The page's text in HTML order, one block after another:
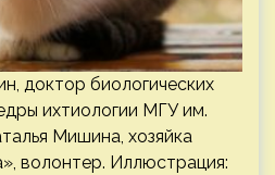
доктор биологических
ихтиологии МГУ им.
Мишина, хозяйка
волонтер. Иллюстрация: